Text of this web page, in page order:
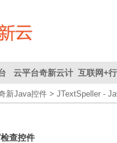
云平台奇新云计
算平台
互联网+
方
新Java控件 > JTextSpeller -
查控件